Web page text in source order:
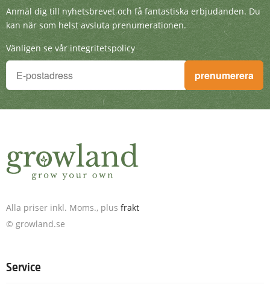
Anmäl dig till nyhetsbrevet och få
Anmäl dig till nyhetsbrevet och få fantastiska erbjudanden. Du
kan när som helst avsluta prenumerationen.
Vänligen se vår integritetspolicy
Du vill inte missa något!
Anmäl dig till nyhetsbrevet och få fantastiska erbjudanden.
prenumerera
Alla priser inkl. Moms., plus frakt
© growland.se
Service